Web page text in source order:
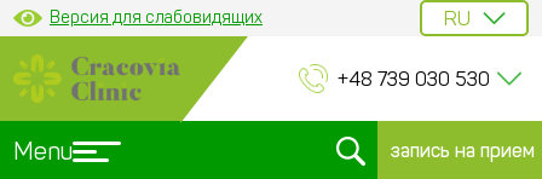
Версия для слабовидящих
+48 739 030 530
Menu запись на прием